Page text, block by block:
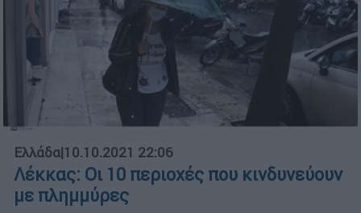
Ελλάδα|10.10.2021 22:06
Λέκκας: Οι 10 περιοχές που κινδυνεύουν
με πλημμύρες